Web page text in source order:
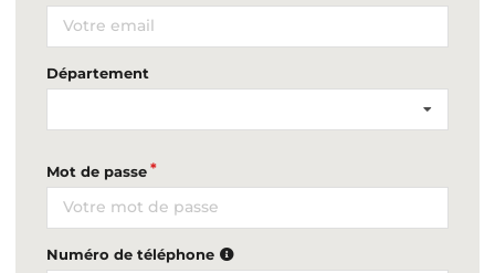
Département
Mot de passe
Numéro de téléphone